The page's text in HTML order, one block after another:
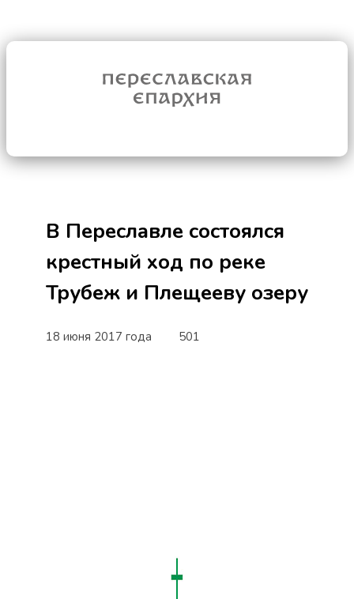
В Переславле состоялся
крестный ход по реке
Трубеж и Плещееву озеру
18 июня 2017 года 501